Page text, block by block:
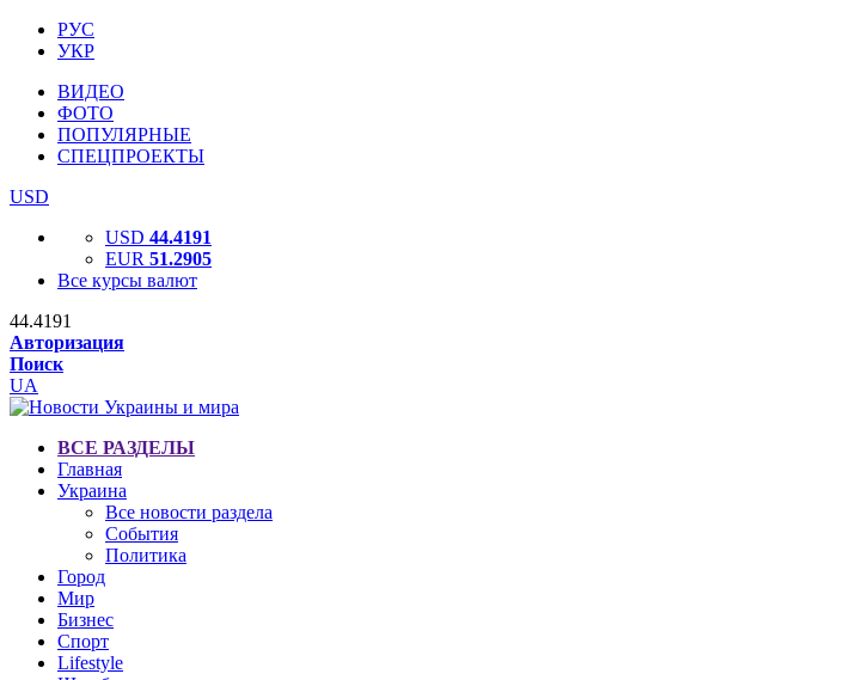
РУС
УКР
ВИДЕО
ФОТО
ПОПУЛЯРНЫЕ
СПЕЦПРОЕКТЫ
USD
USD 44.4191
EUR 51.2905
Все курсы валют
44.4191
Авторизация
Поиск
UA
ВСЕ РАЗДЕЛЫ
Главная
Украина
Все новости раздела
События
Политика
Город
Мир
Бизнес
Спорт
Lifestyle